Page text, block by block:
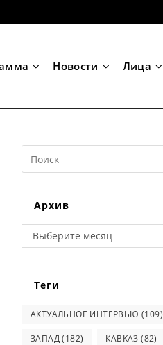
Новости Лица
Search
this
Архив
Архив
Выберите месяц
Теги
АКТУАЛЬНОЕ ИНТЕРВЬЮ (109)
ЗАПАД(182) КАВКАЗ (82)